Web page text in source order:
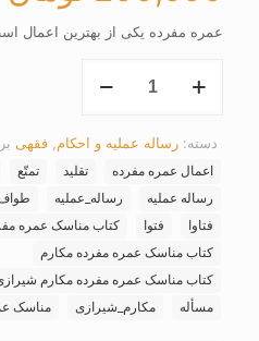
عمره مفرده یکی از بهترین اعمال
مناسک
عدد
دسته: رساله عملیه و احکام فقهی
اعمال عمره مفرده
تقلید تمتّع
رساله عملیه
رساله_عملیه
فتاوا
فتوا
کتاب مناسک عمره
کتاب مناسک عمره مفرده مکارم
کتاب مناسک عمره مفرده مکارم
مسأله
مکارم_شیرازی مناسک